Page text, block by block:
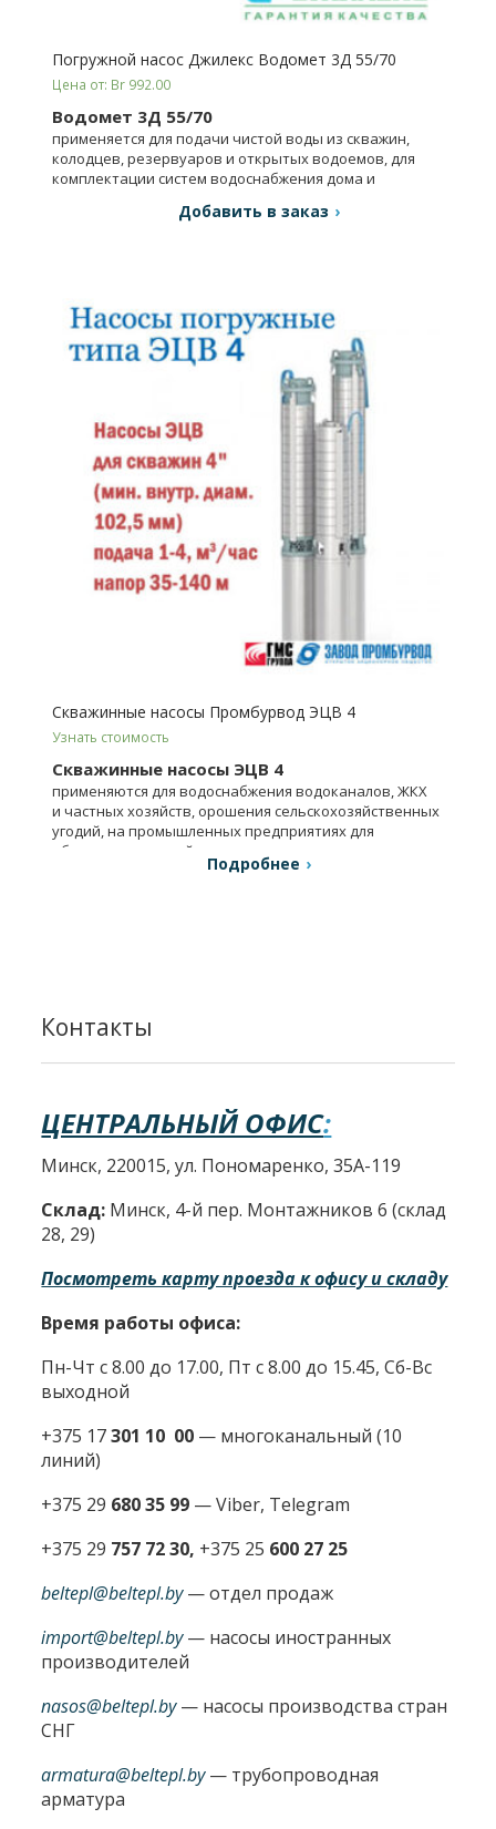
Погружной насос Джилекс Водомет 3Д 55/70
Цена от: Br 992.00
Водомет 3Д 55/70
применяется для подачи чистой воды из скважин,
колодцев, резервуаров и открытых водоемов, для
комплектации систем водоснабжения дома и
Добавить в заказ
Скважинные насосы Промбурвод ЭЦВ 4
Узнать стоимость
Скважинные насосы ЭЦВ 4
применяются для водоснабжения водоканалов, ЖКХ
и частных хозяйств, орошения сельскохозяйственных
угодий, на промышленных предприятиях для
обеспечения водой и др.
Подробнее
Контакты
ЦЕНТРАЛЬНЫЙ ОФИС:
Минск, 220015, ул. Пономаренко, 35А-119
Склад: Минск, 4-й пер. Монтажников 6 (склад
28, 29)
Посмотреть карту проезда к офису и складу
Время работы офиса:
Пн-Чт с 8.00 до 17.00, Пт с 8.00 до 15.45, Сб-Вс
выходной
+375 17301 10 00 — многоканальный (10
линий)
+375 29 680 35 99 — Viber, Telegram
+375 29 757 72 30, +375 25 600 27 25
beltepl@beltepl.by— отдел продаж
import@beltepl.by— насосы иностранных
производителей
nasos@beltepl.by— насосы производства стран
СНГ
armatura@beltepl.by— трубопроводная
арматура